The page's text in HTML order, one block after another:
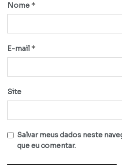
Nome *
E-mail *
Site
Salvar meus dados neste
que eu comentar.